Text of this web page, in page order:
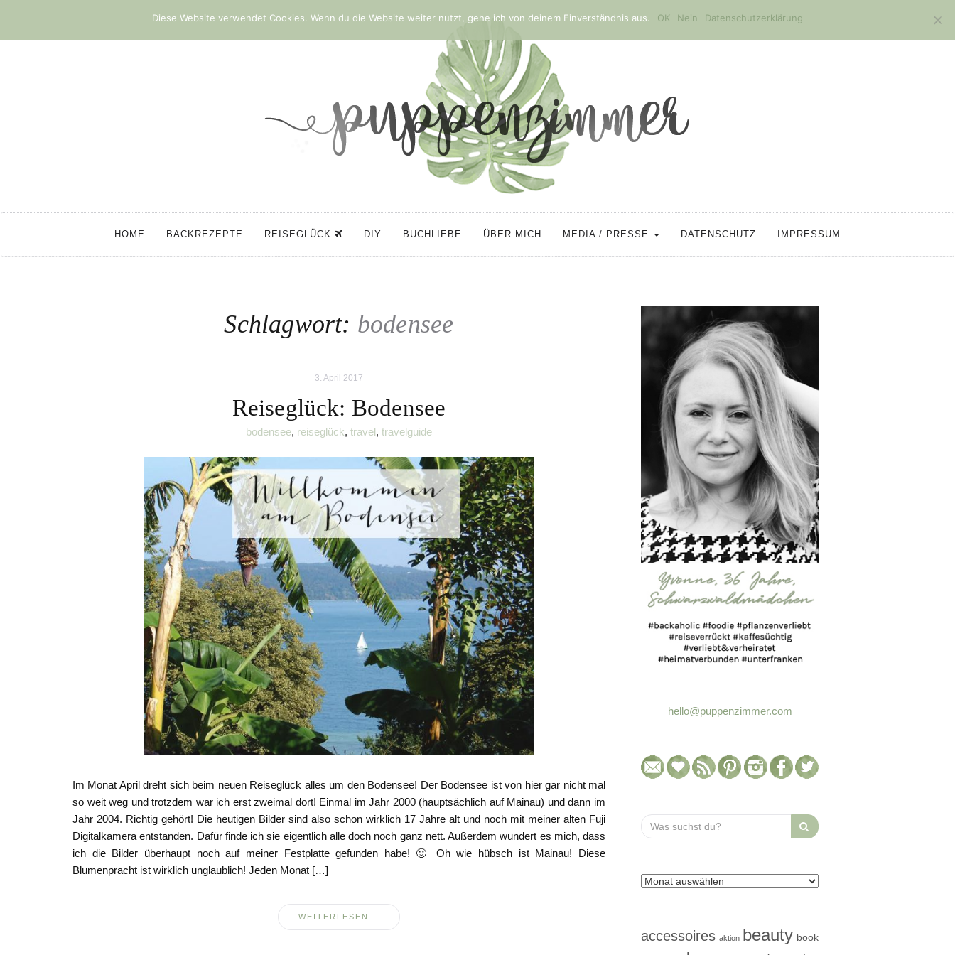
HOME BACKREZEPTE REISEGLÜCK DIY BUCHLIEBE ÜBER MICH MEDIA / PRESSE DATENSCHUTZ IMPRESSUM
Schlagwort: bodensee
3. April 2017
Reiseglück: Bodensee
bodensee, reiseglück, travel, travelguide
Im Monat April dreht sich beim neuen Reiseglück alles um den Bodensee! Der Bodensee ist von hier gar nicht mal
so weit weg und trotzdem war ich erst zweimal dort! Einmal im Jahr 2000 (hauptsächlich auf Mainau) und dann im
Jahr 2004. Richtig gehört! Die heutigen Bilder sind also schon wirklich 17 Jahre alt und noch mit meiner alten Fuji
Digitalkamera entstanden. Dafür finde ich sie eigentlich alle doch noch ganz nett. Außerdem wundert es mich, dass
ich die Bilder überhaupt noch auf meiner Festplatte gefunden habe! 🙂 Oh wie hübsch ist Mainau! Diese
Blumenpracht ist wirklich unglaublich! Jeden Monat […]
WEITERLESEN...
hello@puppenzimmer.com
Search
for:
accessoires aktion beauty book
Diese Website verwendet Cookies. Wenn du die Website weiter nutzt, gehe ich von deinem Einverständnis aus. OK Nein Datenschutzerklärung